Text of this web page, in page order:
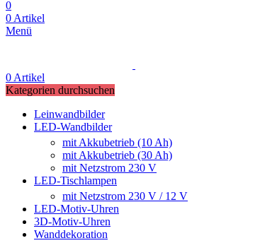
0
0 Artikel
Menü
0 Artikel
Kategorien durchsuchen
Leinwandbilder
LED-Wandbilder
mit Akkubetrieb (10 Ah)
mit Akkubetrieb (30 Ah)
mit Netzstrom 230 V
LED-Tischlampen
mit Netzstrom 230 V / 12 V
LED-Motiv-Uhren
3D-Motiv-Uhren
Wanddekoration